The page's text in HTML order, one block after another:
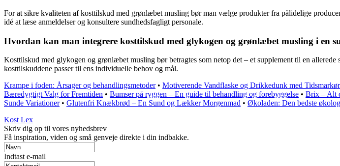
For at sikre kvaliteten af kosttilskud med grønlæbet musling bør man vælge produkter fra pålidelige
idé at læse anmeldelser og konsultere sundhedsfagligt personale.
Hvordan kan man integrere kosttilskud med glykogen og grønlæbet musling i en
Kosttilskud med glykogen og grønlæbet musling bør betragtes som netop det – et supplement til en
kosttilskuddene passer til ens individuelle behov og mål.
Krampe i foden: Årsager og behandlingsmetoder• Motiverende Vandflaske og Drikkedunk med Tidsmarkør
Bæredygtigt Valg for Fremtiden • Bumser på ryggen – En guide til behandling og forebyggelse • Brix – Alt
Sunde Variationer• Glutenfri Knækbrød – En Sund og Lækker Morgenmad • Økoladen: Den bedste
Kost Lex
Skriv dig op til vores nyhedsbrev
Få inspiration, viden og små genveje direkte i din indbakke.
Indtast e-mail